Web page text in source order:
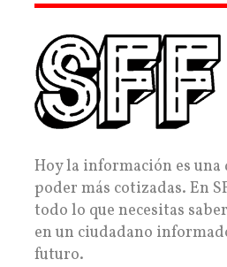
Hoy la información es una
poder más cotizadas. En
todo lo que necesitas
en un ciudadano
futuro.